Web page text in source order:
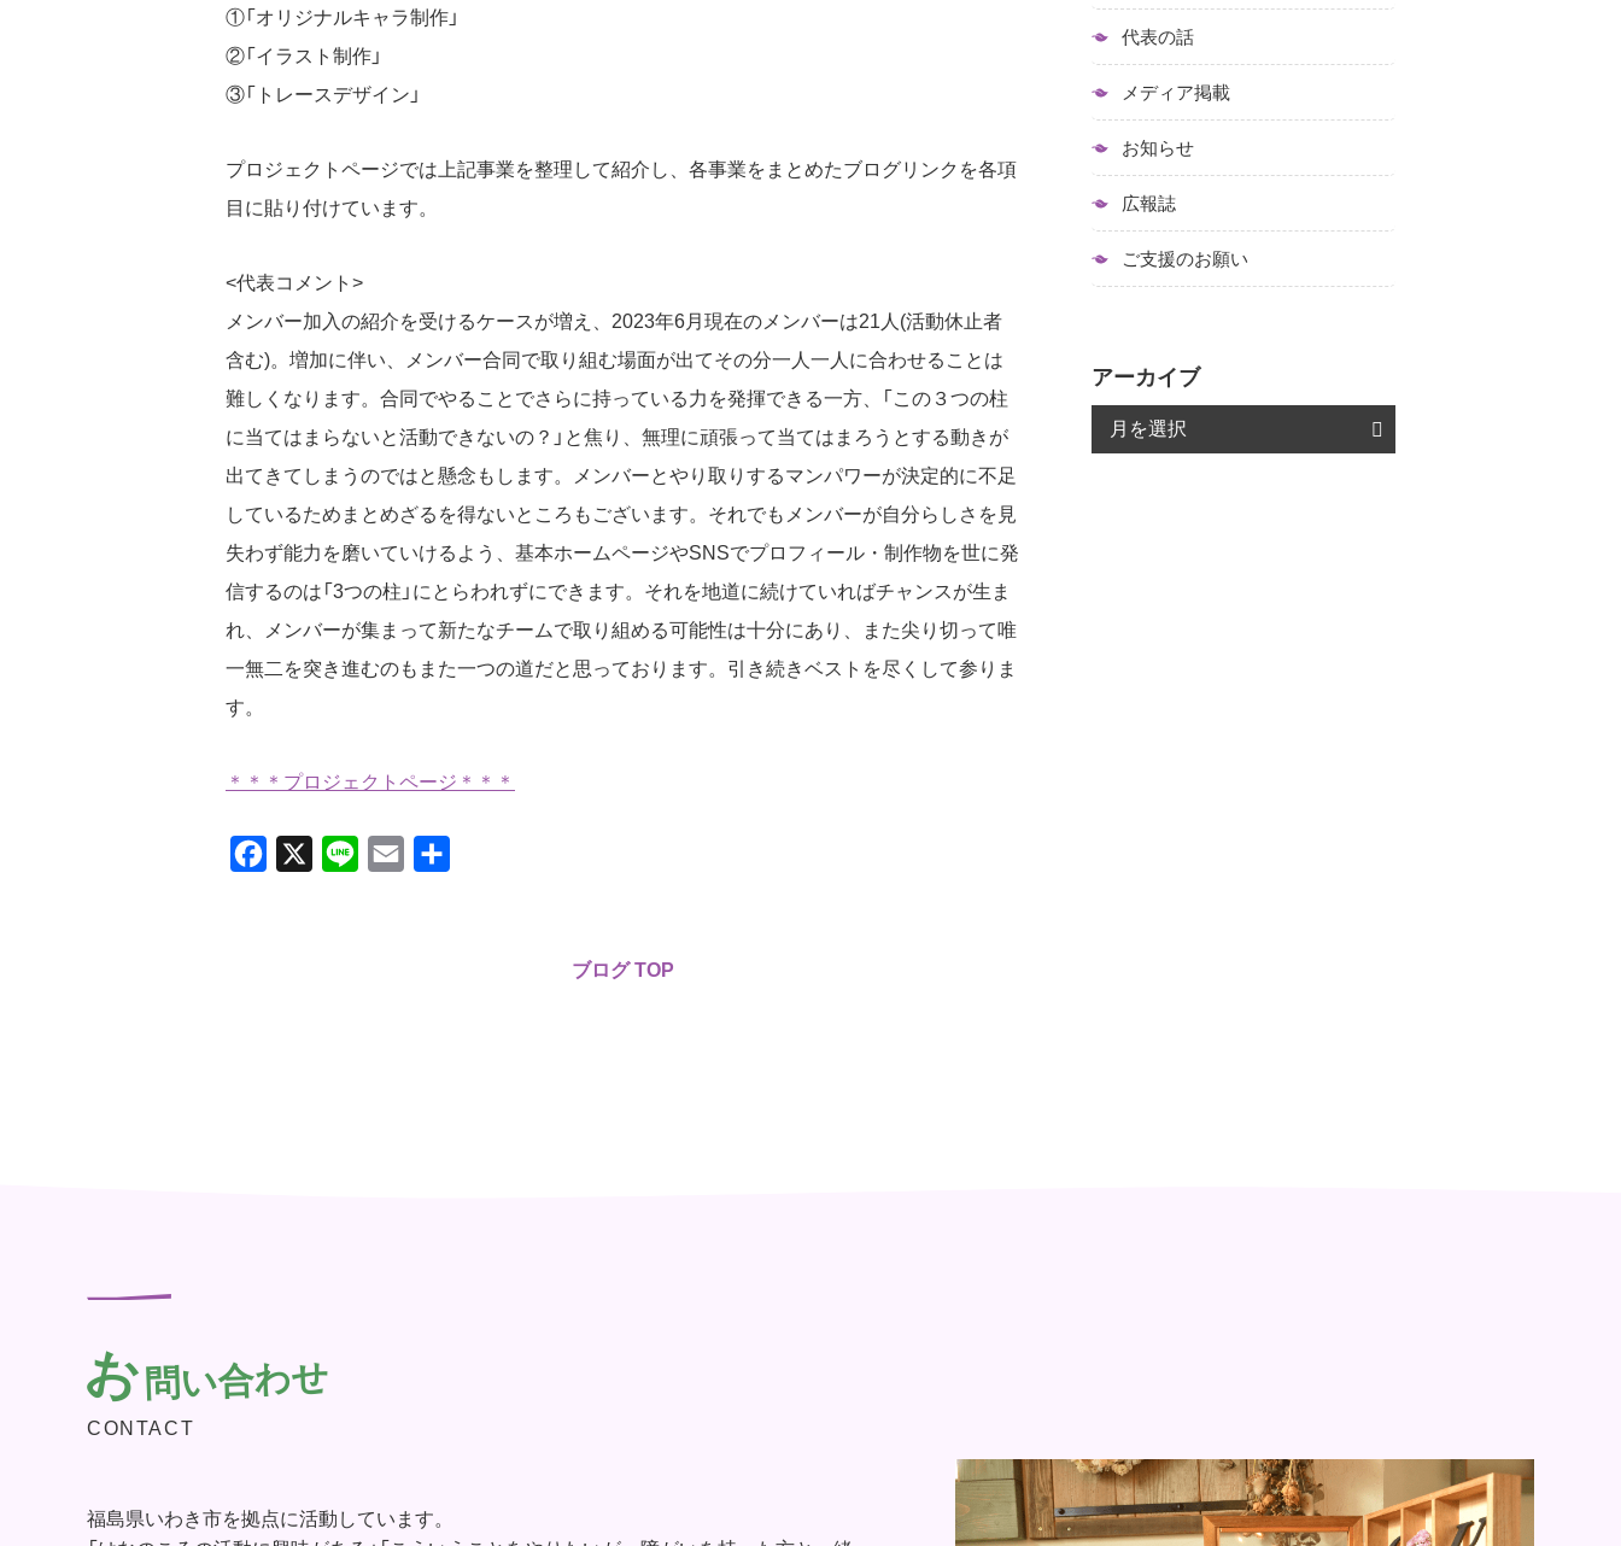
①「オリジナルキャラ制作」
②「イラスト制作」
③「トレースデザイン」
プロジェクトページでは上記事業を整理して紹介し、各事業をまとめたブログリンクを各項
目に貼り付けています。
<代表コメント>
メンバー加入の紹介を受けるケースが増え、2023年6月現在のメンバーは21人(活動休止者
含む)。増加に伴い、メンバー合同で取り組む場面が出てその分一人一人に合わせることは
難しくなります。合同でやることでさらに持っている力を発揮できる一方、「この３つの柱
に当てはまらないと活動できないの？」と焦り、無理に頑張って当てはまろうとする動きが
出てきてしまうのではと懸念もします。メンバーとやり取りするマンパワーが決定的に不足
しているためまとめざるを得ないところもございます。それでもメンバーが自分らしさを見
失わず能力を磨いていけるよう、基本ホームページやSNSでプロフィール・制作物を世に発
信するのは「3つの柱」にとらわれずにできます。それを地道に続けていればチャンスが生ま
れ、メンバーが集まって新たなチームで取り組める可能性は十分にあり、また尖り切って唯
一無二を突き進むのもまた一つの道だと思っております。引き続きベストを尽くして参りま
す。
＊＊＊プロジェクトページ＊＊＊
Facebook Line Email
ブログ TOP
代表の話
メディア掲載
お知らせ
広報誌
ご支援のお願い
アーカイブ
お問い合わせ
CONTACT
福島県いわき市を拠点に活動しています。